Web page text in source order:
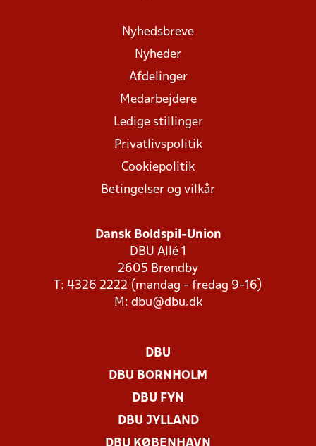
Nyhedsbreve
Nyheder
Afdelinger
Medarbejdere
Ledige stillinger
Privatlivspolitik
Cookiepolitik
Betingelser og vilkår
Dansk Boldspil-Union
DBU Allé 1
2605 Brøndby
T: 4326 2222 (mandag - fredag 9-16)
M: dbu@dbu.dk
DBU
DBU BORNHOLM
DBU FYN
DBU JYLLAND